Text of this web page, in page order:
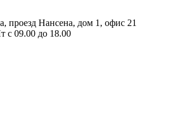
проезд Нансена, дом 1, офис 21
c 09.00 до 18.00